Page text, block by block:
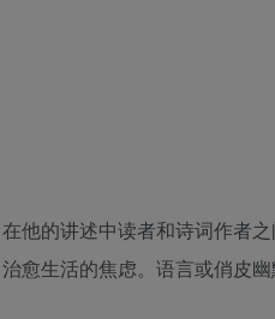
他的讲述中读者和诗词作者
愈生活的焦虑。语言或俏皮幽